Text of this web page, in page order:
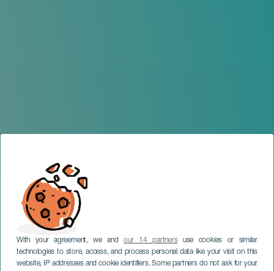
With your agreement, we andour 14 partnersuse cookies or similar
technologies to store, access, and process personal data like your visit on this
website, IP addresses and cookie identifiers. Some partners do not ask for your